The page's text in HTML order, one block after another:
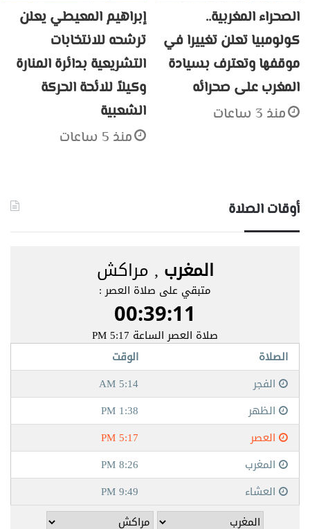
الصحراء المغربية..
كولومبيا تعلن تغييرا في
موقفها وتعترف بسيادة
المغرب على صحرائه
منذ 3 ساعات
إبراهيم المعيطي يعلن
ترشحه للانتخابات
التشريعية بدائرة المنارة
وكيلاً للائحة الحركة
الشعبية
منذ 5 ساعات
أوقات الصلاة